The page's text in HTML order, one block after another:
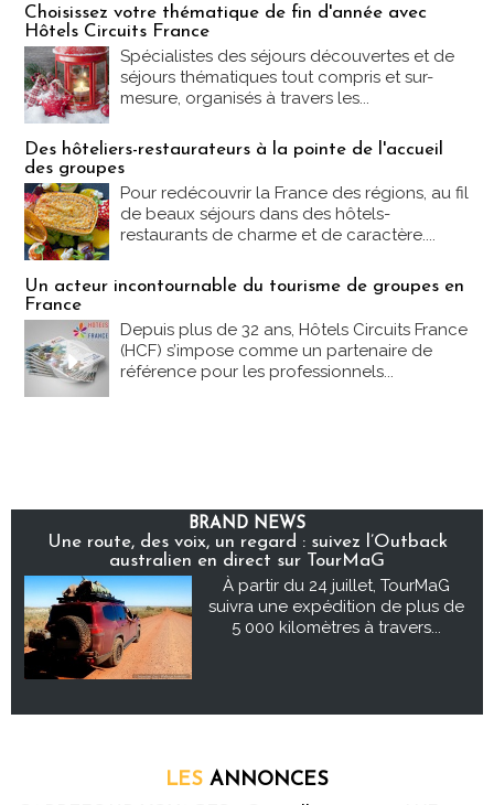
Choisissez votre thématique de fin d'année avec
Hôtels Circuits France
Spécialistes des séjours découvertes et de
séjours thématiques tout compris et sur-
mesure, organisés à travers les...
Des hôteliers-restaurateurs à la pointe de l'accueil
des groupes
Pour redécouvrir la France des régions, au fil
de beaux séjours dans des hôtels-
restaurants de charme et de caractère....
Un acteur incontournable du tourisme de groupes en
France
Depuis plus de 32 ans, Hôtels Circuits France
(HCF) s’impose comme un partenaire de
référence pour les professionnels...
BRAND NEWS
Une route, des voix, un regard : suivez l’Outback
australien en direct sur TourMaG
À partir du 24 juillet, TourMaG
suivra une expédition de plus de
5 000 kilomètres à travers...
LES ANNONCES